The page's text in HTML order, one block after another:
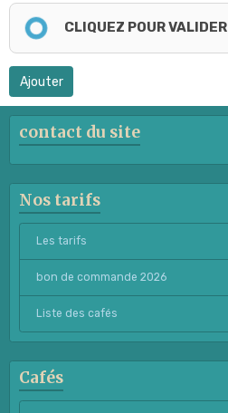
CLIQUEZ POUR VALIDER
Ajouter
contact du site
Nos tarifs
Les tarifs
bon de commande 2026
Liste des cafés
Cafés